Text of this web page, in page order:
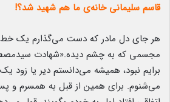
قاسم سلیمانی خانه‌ی ما هم شهید شد؟!
هر جای دل مادر که دست می‌گذارم یک
مجسمی که به چشم دیده.«شهادت
برایم نبود، همیشه می‌دانستم دیر یا زود یک
می‌شنوم. برای همین از قبل به همسرم و